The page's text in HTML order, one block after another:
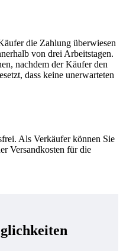
die Zahlung überwiesen
von drei Arbeitstagen.
nachdem der Käufer den
dass keine unerwarteten
Als Verkäufer können Sie
Versandkosten für die